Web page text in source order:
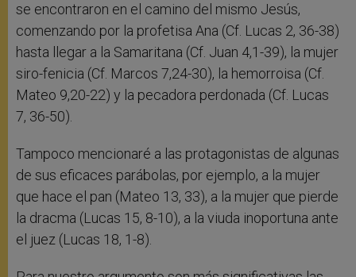
se encontraron en el camino del mismo Jesús,
comenzando por la profetisa Ana (Cf. Lucas 2, 36-38)
hasta llegar a la Samaritana (Cf. Juan 4,1-39), la mujer
siro-fenicia (Cf. Marcos 7,24-30), la hemorroisa (Cf.
Mateo 9,20-22) y la pecadora perdonada (Cf. Lucas
7, 36-50).
Tampoco mencionaré a las protagonistas de algunas
de sus eficaces parábolas, por ejemplo, a la mujer
que hace el pan (Mateo 13, 33), a la mujer que pierde
la dracma (Lucas 15, 8-10), a la viuda inoportuna ante
el juez (Lucas 18, 1-8).